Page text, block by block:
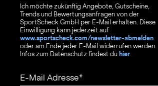
Ich möchte zukünftig Angebote, Gutscheine,
Trends und Bewertungsanfragen von der
SportScheck GmbH per E-Mail erhalten. Diese
Einwilligung kann jederzeit auf
www.sportscheck.com/newsletter-abmelden
oder am Ende jeder E-Mail widerrufen werden.
Infos zum Datenschutz findest du hier.
E-Mail Adresse